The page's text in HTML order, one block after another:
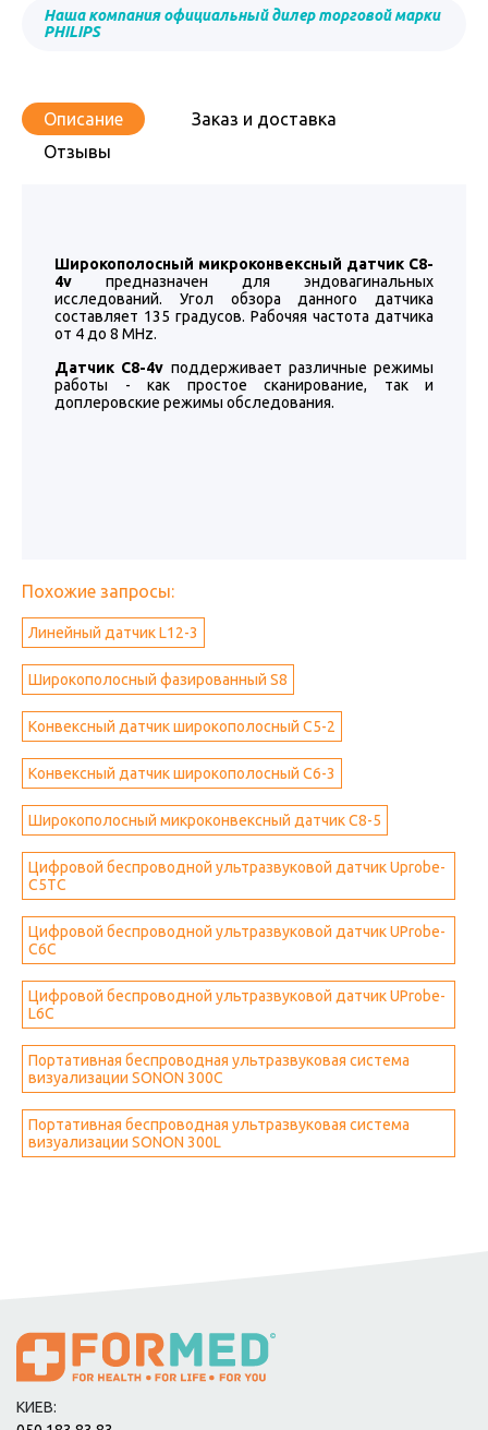
Наша компания официальный дилер торговой марки
PHILIPS
Описание
Заказ и доставка
Отзывы
Широкополосный микроконвексный датчик C8-
4v предназначен для эндовагинальных
исследований. Угол обзора данного датчика
составляет 135 градусов. Рабочяя частота датчика
от 4 до 8 MHz.
Датчик C8-4v поддерживает различные режимы
работы - как простое сканирование, так и
доплеровские режимы обследования.
Похожие запросы:
Линейный датчик L12-3
Широкополосный фазированный S8
Конвексный датчик широкополосный C5-2
Конвексный датчик широкополосный C6-3
Широкополосный микроконвексный датчик C8-5
Цифровой беспроводной ультразвуковой датчик Uprobe-
C5TC
Цифровой беспроводной ультразвуковой датчик UProbe-
C6C
Цифровой беспроводной ультразвуковой датчик UProbe-
L6C
Портативная беспроводная ультразвуковая система
визуализации SONON 300C
Портативная беспроводная ультразвуковая система
визуализации SONON 300L
КИЕВ: